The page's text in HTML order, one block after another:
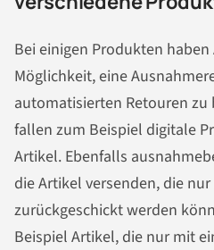
Bei einigen Produkten
Möglichkeit, eine
automatisierten Retouren
fallen zum Beispiel digitale
Artikel. Ebenfalls
die Artikel versenden, die
zurückgeschickt werden
Beispiel Artikel, die nur mit